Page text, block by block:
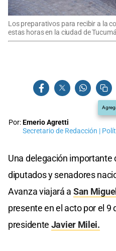
Los preparativos para recibir a la
estas horas en la ciudad de
Por:Emerio Agretti
Secretario de Redacción |
Una delegación importante
diputados y senadores
Avanza viajará a San
presente en el acto por el 9
presidente Javier Milei.